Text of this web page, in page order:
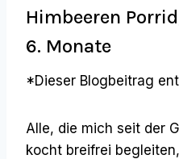
Himbeeren
6. Monate
*Dieser Blogbeitrag
Alle, die mich seit der
kocht breifrei